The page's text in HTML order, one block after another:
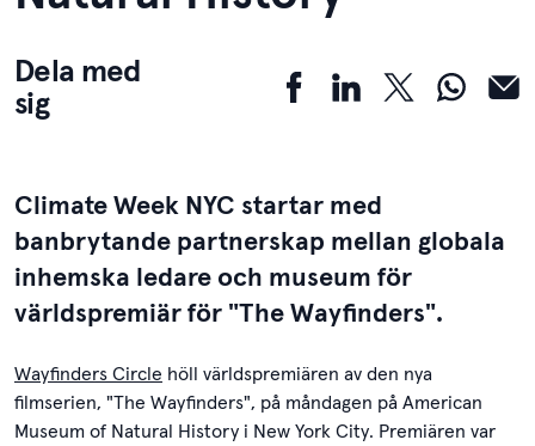
Dela med
sig
Climate Week NYC startar med
banbrytande partnerskap mellan globala
inhemska ledare och museum för
världspremiär för "The Wayfinders".
Wayfinders Circle höll världspremiären av den nya
filmserien, "The Wayfinders", på måndagen på American
Museum of Natural History i New York City. Premiären var